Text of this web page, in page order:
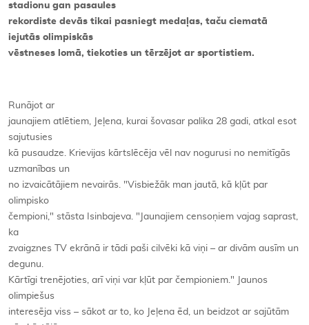
stadionu gan pasaules
rekordiste devās tikai pasniegt medaļas, taču ciematā
iejutās olimpiskās
vēstneses lomā, tiekoties un tērzējot ar sportistiem.
Runājot ar
jaunajiem atlētiem, Jeļena, kurai šovasar palika 28 gadi, atkal esot
sajutusies
kā pusaudze. Krievijas kārtslēcēja vēl nav nogurusi no nemitīgās
uzmanības un
no izvaicātājiem nevairās. "Visbiežāk man jautā, kā kļūt par
olimpisko
čempioni," stāsta Isinbajeva. "Jaunajiem censoņiem vajag saprast,
ka
zvaigznes TV ekrānā ir tādi paši cilvēki kā viņi – ar divām ausīm un
degunu.
Kārtīgi trenējoties, arī viņi var kļūt par čempioniem." Jaunos
olimpiešus
interesēja viss – sākot ar to, ko Jeļena ēd, un beidzot ar sajūtām